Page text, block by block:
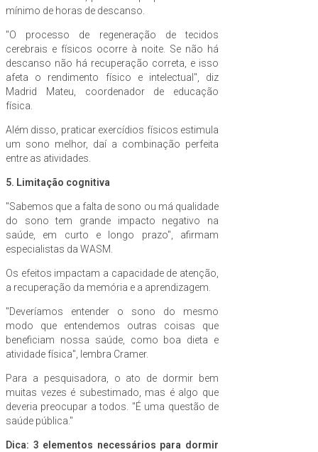
mínimo de horas de descanso.
"O processo de regeneração de tecidos
cerebrais e físicos ocorre à noite. Se não há
descanso não há recuperação correta, e isso
afeta o rendimento físico e intelectual", diz
Madrid Mateu, coordenador de educação
física.
Além disso, praticar exercídios físicos estimula
um sono melhor, daí a combinação perfeita
entre as atividades.
5. Limitação cognitiva
"Sabemos que a falta de sono ou má qualidade
do sono tem grande impacto negativo na
saúde, em curto e longo prazo", afirmam
especialistas da WASM.
Os efeitos impactam a capacidade de atenção,
a recuperação da memória e a aprendizagem.
"Deveríamos entender o sono do mesmo
modo que entendemos outras coisas que
beneficiam nossa saúde, como boa dieta e
atividade física", lembra Cramer.
Para a pesquisadora, o ato de dormir bem
muitas vezes é subestimado, mas é algo que
deveria preocupar a todos. "É uma questão de
saúde pública."
Dica: 3 elementos necessários para dormir